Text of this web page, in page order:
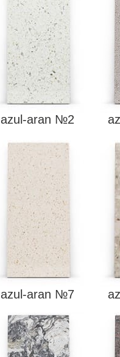
azul-aran №2
azul-aran №7